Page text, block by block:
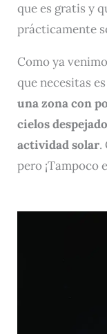
que es gratis y
prácticamente
Como ya
que necesitas
una zona con
cielos
actividad solar.
pero ¡Tampoco